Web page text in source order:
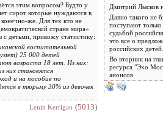
этим вопросом? Будто у
сирот которые нуждаются в
же. Для тех кто не
стране мира»
детьми, привожу статистику:
воспитательной
25 000 детей
возраста 18 лет. Из них:
них становятся
и на пособие по
в тюрьму 30% из девочек
Lenin Kerrigan (5013)
Дмитрий Лысков
Давно такого не
поступают
судьбой
это все о
российских
Во вторник на
ресурса "Эхо
анонсов.